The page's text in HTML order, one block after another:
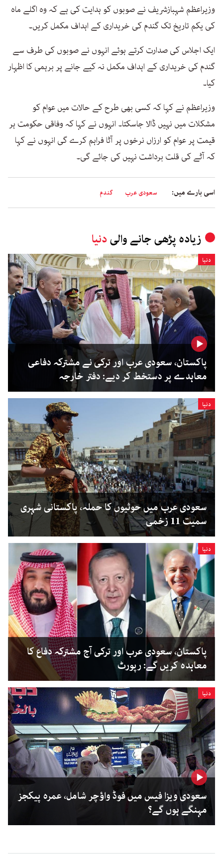
وزیراعظم شہبازشریف نے صوبوں کو ہدایت کی ہے کہ وہ اگلے ماہ
کی یکم تاریخ تک گندم کی خریداری کے اہداف مکمل کریں۔
ایک اجلاس کی صدارت کرتے ہوئے انہوں نے صوبوں کی طرف سے
گندم کی خریداری کے اہداف مکمل نہ کیے جانے پر برہمی کا اظہار
کیا۔
وزیراعظم نے کہا کہ کسی بھی طرح کے حالات میں عوام کو
مشکلات میں نہیں ڈالا جاسکتا۔ انہوں نے کہا کہ وفاقی حکومت ہر
قیمت پر عوام کو ارزاں نرخوں پر آٹا فراہم کرے گی انہوں نے کہا
کہ آٹے کی قلت برداشت نہیں کی جائے گی۔
اسی بارے میں: سعودی عرب گندم
زیادہ پڑھی جانے والیدنیا
دنیا
پاکستان، سعودی عرب اور ترکی نے مشترکہ دفاعی
معاہدے پر دستخط کر دیے: دفتر خارجہ
دنیا
سعودی عرب میں حوثیوں کا حملہ، پاکستانی شہری
سمیت 11 زخمی
دنیا
پاکستان، سعودی عرب اور ترکی آج مشترکہ دفاع کا
معاہدہ کریں گے: رپورٹ
دنیا
سعودی ویزا فیس میں فوڈ واؤچر شامل، عمرہ پیکجز
مہنگے ہوں گے؟